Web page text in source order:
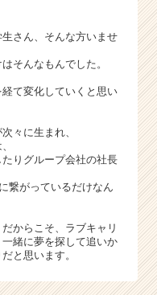
さん、そんな方いませ
そんなもんでした。
て変化していくと思い
々に生まれ、
りグループ会社の社長
繋がっているだけなん
からこそ、ラブキャリ
緒に夢を探して追いか
と思います。